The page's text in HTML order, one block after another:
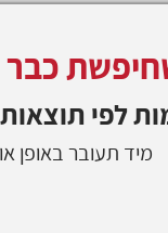
כבר
לפי
מיד תעובר באופן